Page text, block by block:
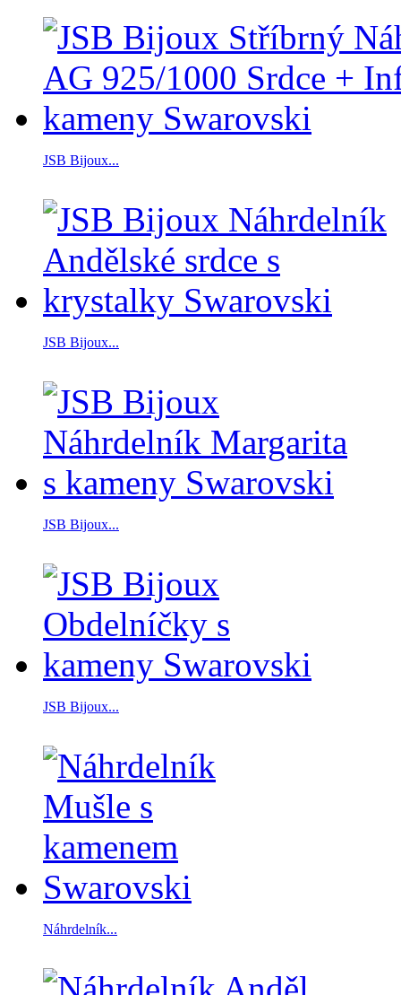
JSB Bijoux...
JSB Bijoux...
JSB Bijoux...
JSB Bijoux...
Náhrdelník...